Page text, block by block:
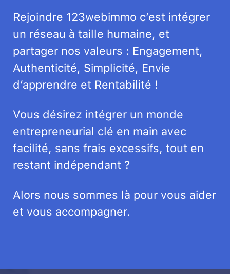
Rejoindre 123webimmo c’est intégrer
un réseau à taille humaine, et
partager nos valeurs : Engagement,
Authenticité, Simplicité, Envie
d’apprendre et Rentabilité !
Vous désirez intégrer un monde
entrepreneurial clé en main avec
facilité, sans frais excessifs, tout en
restant indépendant ?
Alors nous sommes là pour vous aider
et vous accompagner.